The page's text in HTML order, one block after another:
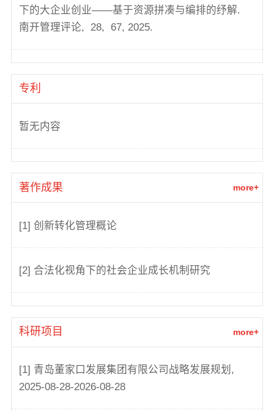
下的大企业创业——基于资源拼凑与编排的纾解.
南开管理评论,
28, 67, 2025.
专利
暂无内容
著作成果 more+
[1] 创新转化管理概论
[2] 合法化视角下的社会企业成长机制研究
科研项目 more+
[1] 青岛董家口发展集团有限公司战略发展规划,
2025-08-28-2026-08-28